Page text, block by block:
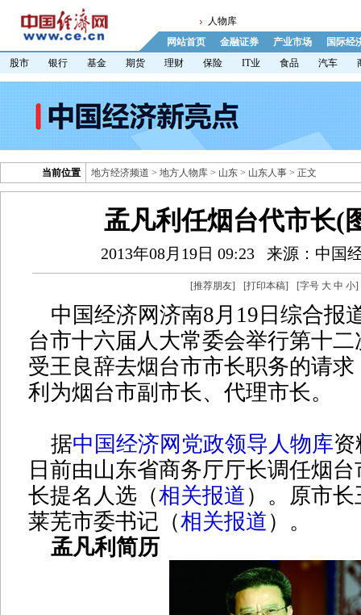
人物库
网站首页
金融证券 产业市场
国际经
股市
银行 基金 期货 理财 保险 IT业 食品 汽车
当前位置 地方经济频道 > 地方人物库 > 山东 > 山东人事 > 正文
孟凡利任烟台代市长(
2013年08月19日 09:23 来源：中国
[推荐朋友] [打印本稿] [字号 大 中 小]
中国经济网济南8月19日综合报
台市十六届人大常委会举行第十
受王良辞去烟台市市长职务的请
利为烟台市副市长、代理市长。
据中国经济网党政领导人物库
日前由山东省商务厅厅长调任烟
长提名人选（相关报道 ）。原市
莱芜市委书记（相关报道 ）。
孟凡利简历